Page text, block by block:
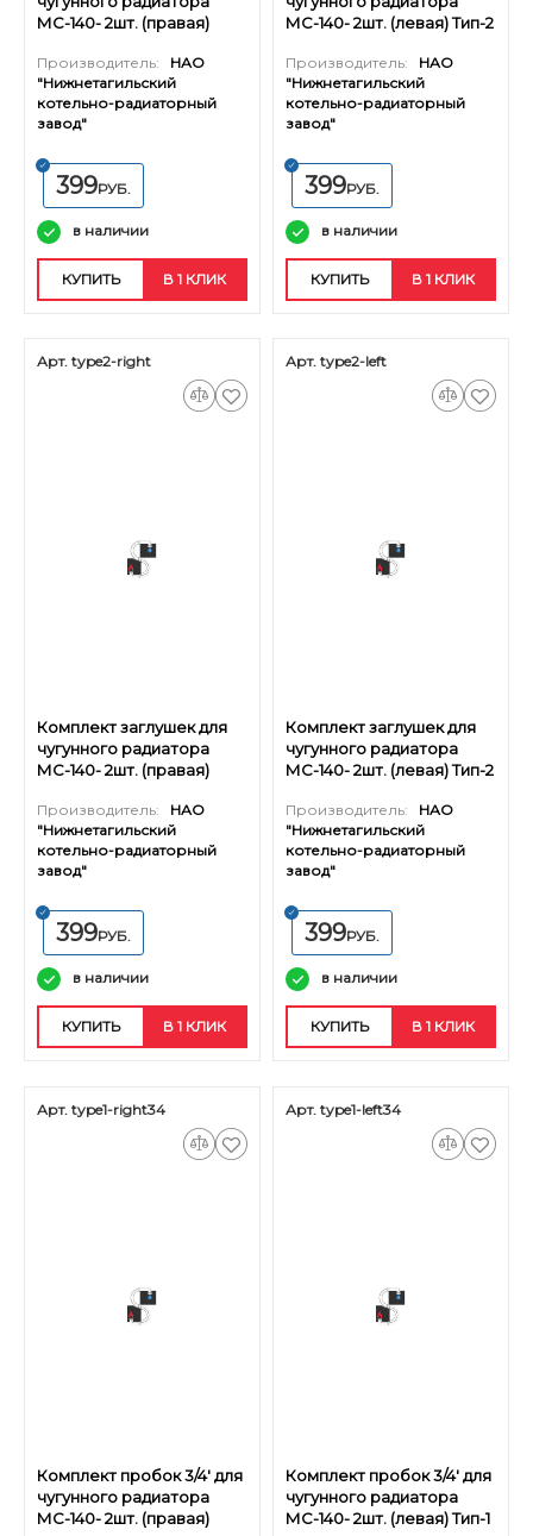
МС-140- 2шт. (правая)
Производитель:
НАО
"Нижнетагильский
котельно-радиаторный
завод"
399РУБ.
в наличии
КУПИТЬ В 1 КЛИК
МС-140- 2шт. (левая) Тип-2
Производитель:
НАО
"Нижнетагильский
котельно-радиаторный
завод"
399РУБ.
в наличии
КУПИТЬ В 1 КЛИК
Арт. type2-right
Комплект заглушек для
чугунного радиатора
МС-140- 2шт. (правая)
Производитель:
НАО
"Нижнетагильский
котельно-радиаторный
завод"
399РУБ.
в наличии
КУПИТЬ В 1 КЛИК
Арт. type2-left
Комплект заглушек для
чугунного радиатора
МС-140- 2шт. (левая) Тип-2
Производитель:
НАО
"Нижнетагильский
котельно-радиаторный
завод"
399РУБ.
в наличии
КУПИТЬ В 1 КЛИК
Арт. type1-right34
Комплект пробок 3/4' для
чугунного радиатора
МС-140- 2шт. (правая)
Арт. type1-left34
Комплект пробок 3/4' для
чугунного радиатора
МС-140- 2шт. (левая) Тип-1